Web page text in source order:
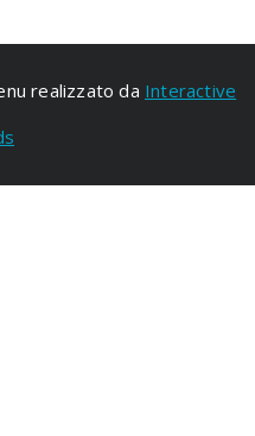
realizzato da Interactive